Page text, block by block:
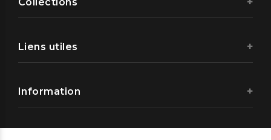
Liens utiles
Information